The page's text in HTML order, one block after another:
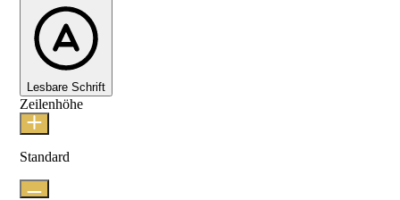
Lesbare Schrift
Zeilenhöhe
Standard